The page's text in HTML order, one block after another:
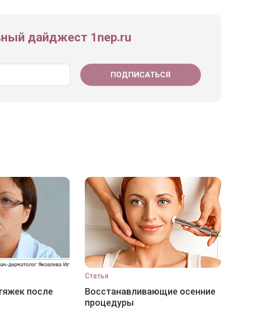
дайджест 1nep.ru
после
Статья
Восстанавливающие осенние
процедуры